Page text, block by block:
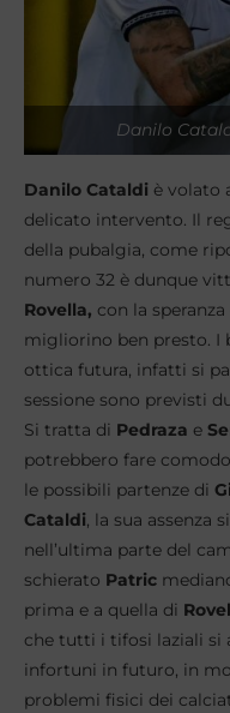
Danilo
Danilo Cataldi è volato
delicato intervento. Il
della pubalgia, come
numero 32 è dunque
Rovella, con la
migliorino ben presto. I
ottica futura, infatti si
sessione sono previsti
Si tratta di Pedraza e
potrebbero fare
le possibili partenze di
Cataldi, la sua assenza
nell’ultima parte del
schierato Patric
prima e a quella di
che tutti i tifosi laziali si
infortuni in futuro, in
problemi fisici dei